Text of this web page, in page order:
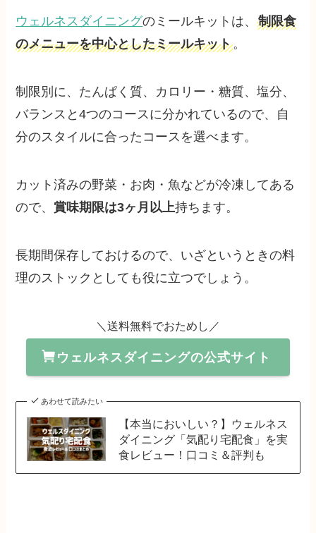
ウェルネスダイニングのミールキットは、制限食
のメニューを中心としたミールキット。
制限別に、たんぱく質、カロリー・糖質、塩分、
バランスと4つのコースに分かれているので、自
分のスタイルに合ったコースを選べます。
カット済みの野菜・お肉・魚などが冷凍してある
ので、 賞味期限は3ヶ月以上持ちます。
長期間保存しておけるので、いざというときの料
理のストックとしても役に立つでしょう。
＼送料無料でおためし／
ウェルネスダイニングの公式サイト
あわせて読みたい
【本当においしい？】ウェルネス
ダイニング「気配り宅配食」を実
食レビュー！口コミ＆評判も